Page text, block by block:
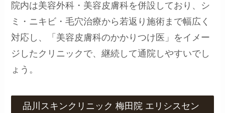
院内は美容外科・美容皮膚科を併設しており、シ
ミ・ニキビ・毛穴治療から若返り施術まで幅広く
対応し、「美容皮膚科のかかりつけ医」をイメー
ジしたクリニックで、継続して通院しやすいでし
ょう。
品川スキンクリニック 梅田院 エリシスセン